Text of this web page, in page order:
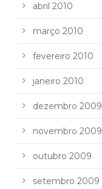
abril 2010
março 2010
fevereiro 2010
janeiro 2010
dezembro 2009
novembro 2009
outubro 2009
setembro 2009